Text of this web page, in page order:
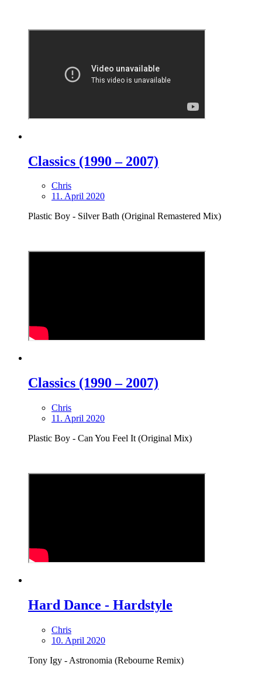
Classics (1990 – 2007)
Chris
11. April 2020
Plastic Boy - Silver Bath (Original Remastered Mix)
Classics (1990 – 2007)
Chris
11. April 2020
Plastic Boy - Can You Feel It (Original Mix)
Hard Dance - Hardstyle
Chris
10. April 2020
Tony Igy - Astronomia (Rebourne Remix)